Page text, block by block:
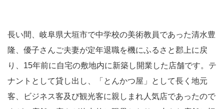
長い間、岐阜県大垣市で中学校の美術教員であった清水豊
隆、優子さんご夫妻が定年退職を機にふるさと郡上に戻
り、15年前に自宅の敷地内に新築し開業した店舗です。テ
ナントとして貸し出し、「とんかつ屋」として長く地元
客、ビジネス客及び観光客に親しまれ人気店であったので